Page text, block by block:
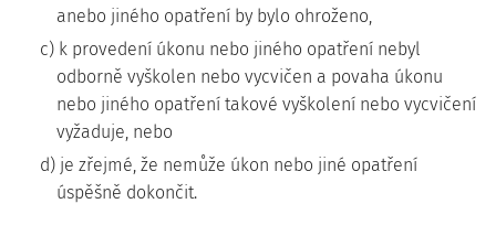
anebo jiného opatření by bylo ohroženo,
c) k provedení úkonu nebo jiného opatření nebyl
odborně vyškolen nebo vycvičen a povaha úkonu
nebo jiného opatření takové vyškolení nebo vycvičení
vyžaduje, nebo
d) je zřejmé, že nemůže úkon nebo jiné opatření
úspěšně dokončit.